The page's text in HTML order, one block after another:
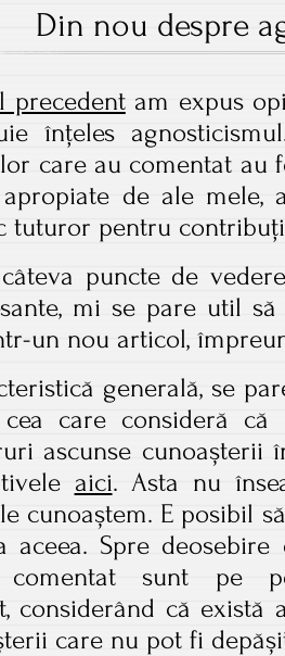
Din nou despre
precedentam expus
înțeles
care au comentat au
de ale mele,
tuturor pentru
puncte de
mi se pare util
un nou articol,
generală, se
cea care consideră
ascunse cunoașterii
aici. Asta nu
cunoaștem. E posibil
aceea. Spre
sunt pe
considerând că
care nu pot fi